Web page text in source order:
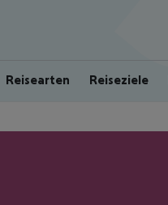
Reisearten Reiseziele